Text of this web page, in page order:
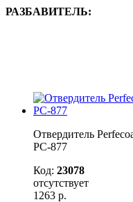
РАЗБАВИТЕЛЬ:
Отвердитель
PC-877
Код: 23078
отсутствует
1263 р.